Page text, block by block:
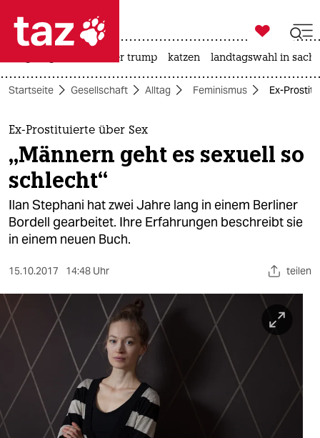
 taz zahl ich
taz zahl ich
themen
politik
öko
gesellschaft
sport
berlin
nord
wahrheit
verlag

taz zahl ich
usa unter trump katzen landtagswahl in
Startseite Gesellschaft Alltag Feminismus Ex-
Ex-Prostituierte über Sex
„Männern geht es sexuell so
schlecht“
Ilan Stephani hat zwei Jahre lang in einem Berliner
Bordell gearbeitet. Ihre Erfahrungen beschreibt sie
in einem neuen Buch.
15.10.2017 14:48 Uhr teilen